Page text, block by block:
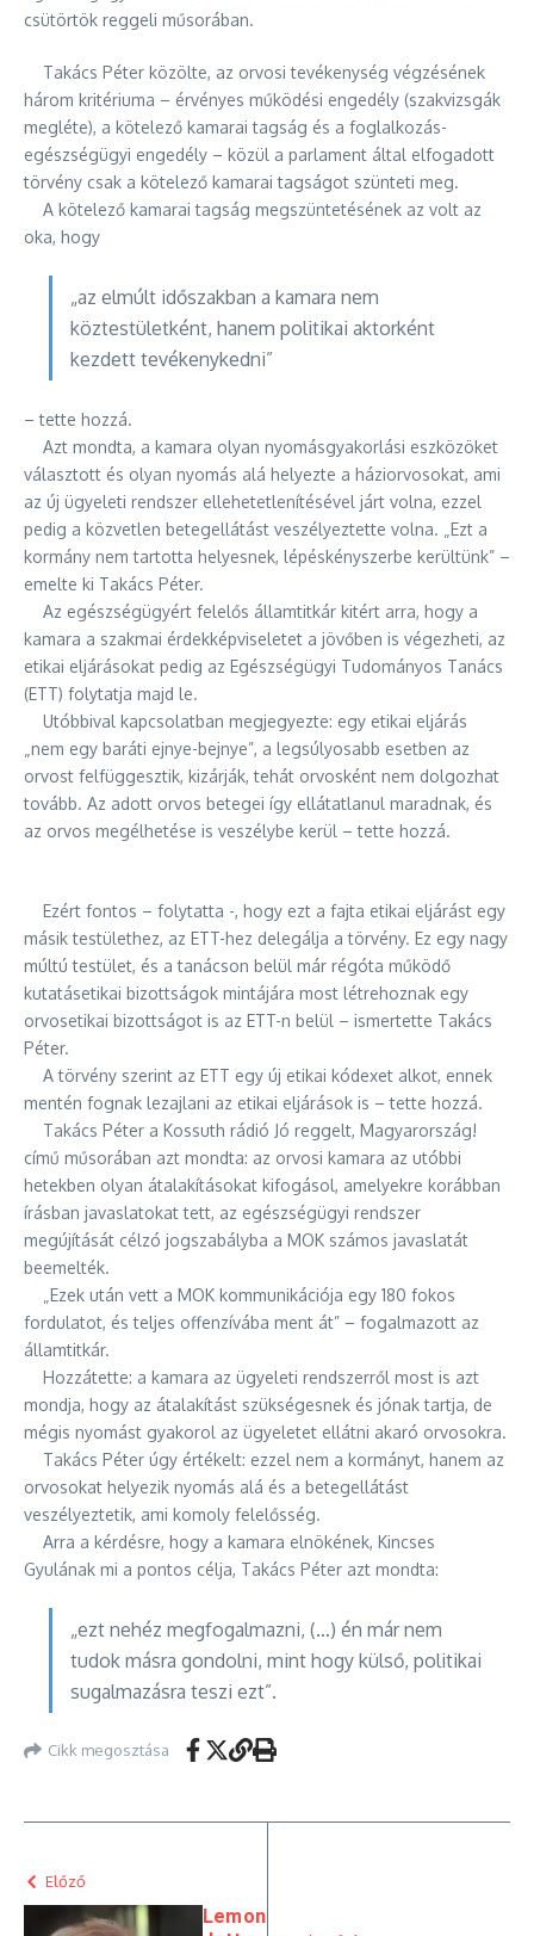
csütörtök reggeli műsorában.
Takács Péter közölte, az orvosi tevékenység végzésének
három kritériuma – érvényes működési engedély (szakvizsgák
megléte), a kötelező kamarai tagság és a foglalkozás-
egészségügyi engedély – közül a parlament által elfogadott
törvény csak a kötelező kamarai tagságot szünteti meg.
A kötelező kamarai tagság megszüntetésének az volt az
oka, hogy
„az elmúlt időszakban a kamara nem
köztestületként, hanem politikai aktorként
kezdett tevékenykedni”
– tette hozzá.
Azt mondta, a kamara olyan nyomásgyakorlási eszközöket
választott és olyan nyomás alá helyezte a háziorvosokat, ami
az új ügyeleti rendszer ellehetetlenítésével járt volna, ezzel
pedig a közvetlen betegellátást veszélyeztette volna. „Ezt a
kormány nem tartotta helyesnek, lépéskényszerbe kerültünk” –
emelte ki Takács Péter.
Az egészségügyért felelős államtitkár kitért arra, hogy a
kamara a szakmai érdekképviseletet a jövőben is végezheti, az
etikai eljárásokat pedig az Egészségügyi Tudományos Tanács
(ETT) folytatja majd le.
Utóbbival kapcsolatban megjegyezte: egy etikai eljárás
„nem egy baráti ejnye-bejnye”, a legsúlyosabb esetben az
orvost felfüggesztik, kizárják, tehát orvosként nem dolgozhat
tovább. Az adott orvos betegei így ellátatlanul maradnak, és
az orvos megélhetése is veszélybe kerül – tette hozzá.
Ezért fontos – folytatta -, hogy ezt a fajta etikai eljárást egy
másik testülethez, az ETT-hez delegálja a törvény. Ez egy nagy
múltú testület, és a tanácson belül már régóta működő
kutatásetikai bizottságok mintájára most létrehoznak egy
orvosetikai bizottságot is az ETT-n belül – ismertette Takács
Péter.
A törvény szerint az ETT egy új etikai kódexet alkot, ennek
mentén fognak lezajlani az etikai eljárások is – tette hozzá.
Takács Péter a Kossuth rádió Jó reggelt, Magyarország!
című műsorában azt mondta: az orvosi kamara az utóbbi
hetekben olyan átalakításokat kifogásol, amelyekre korábban
írásban javaslatokat tett, az egészségügyi rendszer
megújítását célzó jogszabályba a MOK számos javaslatát
beemelték.
„Ezek után vett a MOK kommunikációja egy 180 fokos
fordulatot, és teljes offenzívába ment át” – fogalmazott az
államtitkár.
Hozzátette: a kamara az ügyeleti rendszerről most is azt
mondja, hogy az átalakítást szükségesnek és jónak tartja, de
mégis nyomást gyakorol az ügyeletet ellátni akaró orvosokra.
Takács Péter úgy értékelt: ezzel nem a kormányt, hanem az
orvosokat helyezik nyomás alá és a betegellátást
veszélyeztetik, ami komoly felelősség.
Arra a kérdésre, hogy a kamara elnökének, Kincses
Gyulának mi a pontos célja, Takács Péter azt mondta:
„ezt nehéz megfogalmazni, (…) én már nem
tudok másra gondolni, mint hogy külső, politikai
sugalmazásra teszi ezt”.
Cikk megosztása
Előző
Lemon